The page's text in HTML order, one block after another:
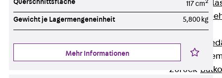
Wärmedämmung
Zurück
Zurück
Querschnittsfläche 117 cm
Gewicht je Lagermengeneinheit 5,800 kg
Mehr Informationen